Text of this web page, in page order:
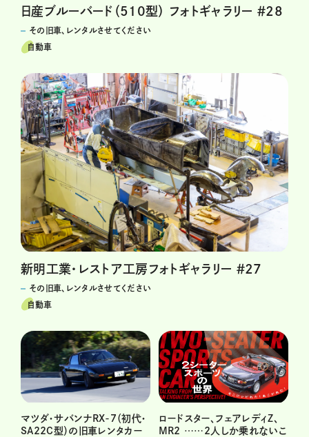
日産ブルーバード（510型） フォトギャラリー ＃28
その旧車、レンタルさせてください
自動車
新明工業・レストア工房フォトギャラリー ＃27
その旧車、レンタルさせてください
自動車
マツダ・サバンナRX-7（初代・
SA22C型）の旧車レンタカー
ロードスター、フェアレディZ、
MR2 ……2人しか乗れないこ